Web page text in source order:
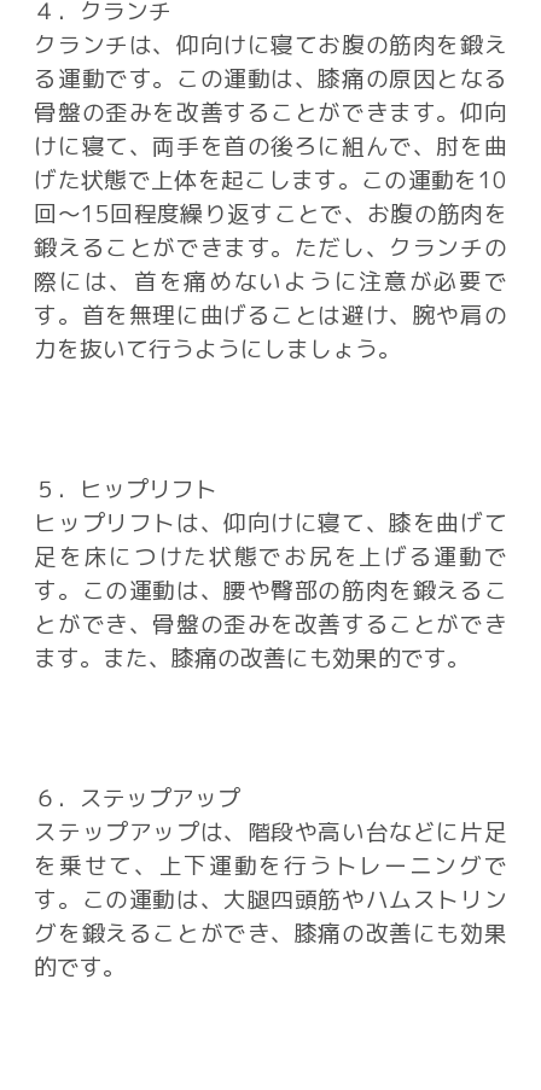
４．クランチ
クランチは、仰向けに寝てお腹の筋肉を鍛え
る運動です。この運動は、膝痛の原因となる
骨盤の歪みを改善することができます。仰向
けに寝て、両手を首の後ろに組んで、肘を曲
げた状態で上体を起こします。この運動を10
回〜15回程度繰り返すことで、お腹の筋肉を
鍛えることができます。ただし、クランチの
際には、首を痛めないように注意が必要で
す。首を無理に曲げることは避け、腕や肩の
力を抜いて行うようにしましょう。
５．ヒップリフト
ヒップリフトは、仰向けに寝て、膝を曲げて
足を床につけた状態でお尻を上げる運動で
す。この運動は、腰や臀部の筋肉を鍛えるこ
とができ、骨盤の歪みを改善することができ
ます。また、膝痛の改善にも効果的です。
６．ステップアップ
ステップアップは、階段や高い台などに片足
を乗せて、上下運動を行うトレーニングで
す。この運動は、大腿四頭筋やハムストリン
グを鍛えることができ、膝痛の改善にも効果
的です。